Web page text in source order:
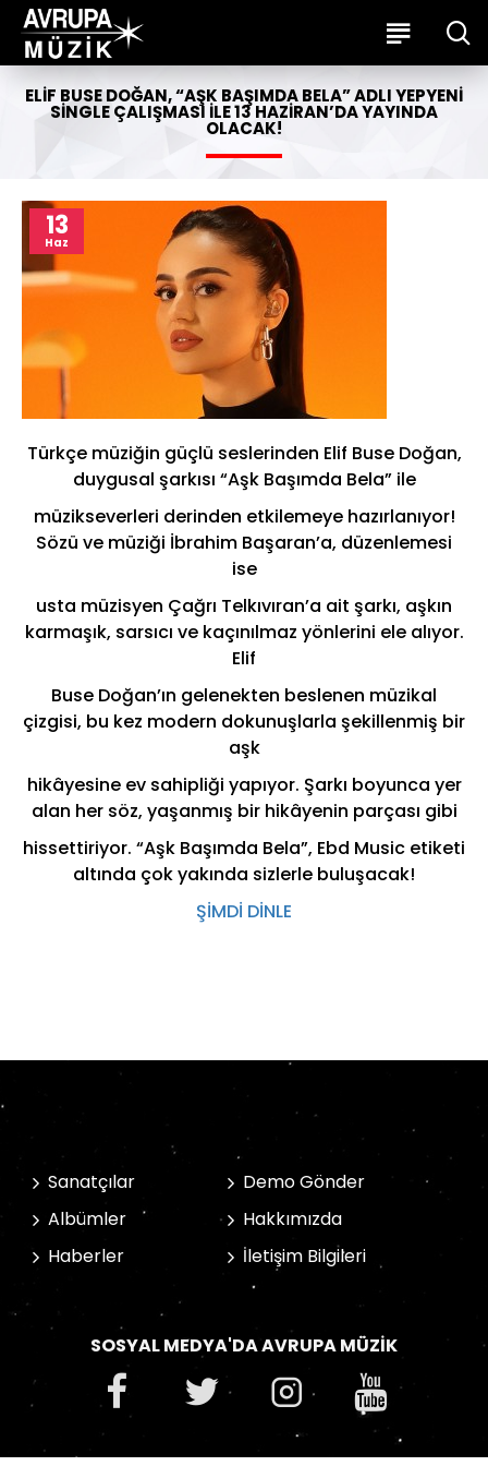
ELIF BUSE DOĞAN, “AŞK BAŞIMDA BELA” ADLI YEPYENI
SINGLE ÇALIŞMASI ILE 13 HAZIRAN’DA YAYINDA
OLACAK!
13
Haz
Türkçe müziğin güçlü seslerinden Elif Buse Doğan,
duygusal şarkısı “Aşk Başımda Bela” ile
müzikseverleri derinden etkilemeye hazırlanıyor!
Sözü ve müziği İbrahim Başaran’a, düzenlemesi
ise
usta müzisyen Çağrı Telkıvıran’a ait şarkı, aşkın
karmaşık, sarsıcı ve kaçınılmaz yönlerini ele alıyor.
Elif
Buse Doğan’ın gelenekten beslenen müzikal
çizgisi, bu kez modern dokunuşlarla şekillenmiş bir
aşk
hikâyesine ev sahipliği yapıyor. Şarkı boyunca yer
alan her söz, yaşanmış bir hikâyenin parçası gibi
hissettiriyor. “Aşk Başımda Bela”, Ebd Music etiketi
altında çok yakında sizlerle buluşacak!
ŞİMDİ DİNLE
Sanatçılar
Albümler
Haberler
Demo Gönder
Hakkımızda
İletişim Bilgileri
SOSYAL MEDYA'DA AVRUPA MÜZIK